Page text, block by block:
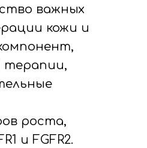
важных
кожи и
терапии,
роста,
и FGFR2.